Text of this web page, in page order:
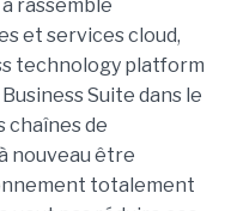
rassemblé
et services cloud,
technology platform
Suite dans le
chaînes de
nouveau être
totalement